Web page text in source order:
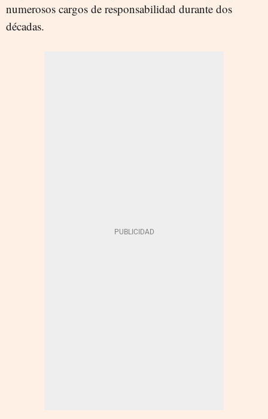
numerosos cargos de responsabilidad durante dos
décadas.